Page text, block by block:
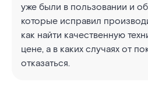
уже были в пользовании и
которые исправил
как найти качественную
цене, а в каких случаях от
отказаться.